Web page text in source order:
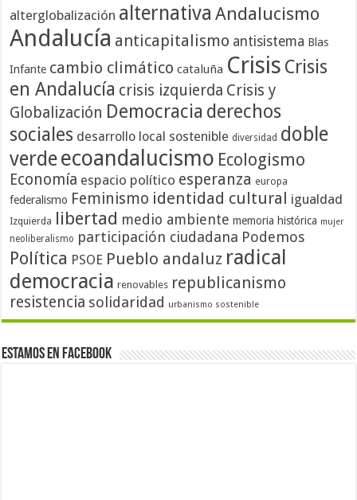
alterglobalización alternativa Andalucismo
Andalucía anticapitalismo antisistema Blas
Infante cambio climático cataluña Crisis Crisis
en Andalucía crisis izquierda Crisis y
Globalización Democracia derechos
sociales desarrollo local sostenible diversidad doble
verdeecoandalucismo Ecologismo
Economía espacio político esperanza europa
federalismo Feminismo identidad cultural igualdad
Izquierda libertad medio ambiente memoria histórica mujer
neoliberalismo participación ciudadana Podemos
Política PSOE Pueblo andaluz radical
democracia renovables republicanismo
resistencia solidaridad urbanismo sostenible
Estamos en Facebook